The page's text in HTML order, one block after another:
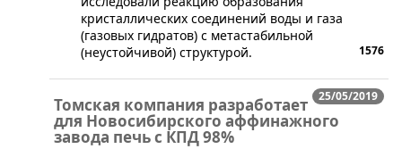
кристаллических соединений воды и газа
(газовых гидратов) с метастабильной
(неустойчивой) структурой.
1576
25/05/2019
Томская компания разработает
для Новосибирского аффинажного
завода печь с КПД 98%